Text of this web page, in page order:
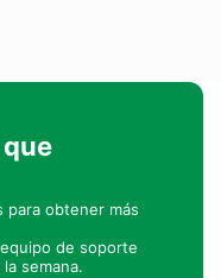
para obtener más
de soporte
semana.